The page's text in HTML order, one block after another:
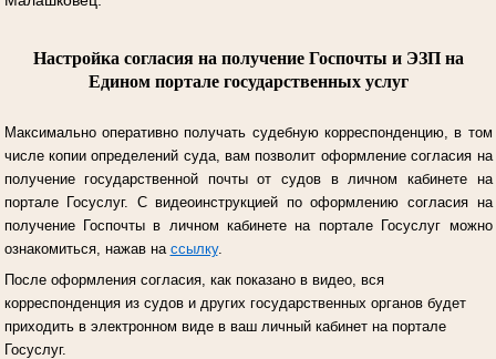
Настройка согласия на получение Госпочты и ЭЗП на
Едином портале государственных услуг
Максимально оперативно получать судебную корреспонденцию, в том
числе копии определений суда, вам позволит оформление согласия на
получение государственной почты от судов в личном кабинете на
портале Госуслуг. С видеоинструкцией по оформлению согласия на
получение Госпочты в личном кабинете на портале Госуслуг можно
ознакомиться, нажав на ссылку.
После оформления согласия, как показано в видео, вся
корреспонденция из судов и других государственных органов будет
приходить в электронном виде в ваш личный кабинет на портале
Госуслуг.